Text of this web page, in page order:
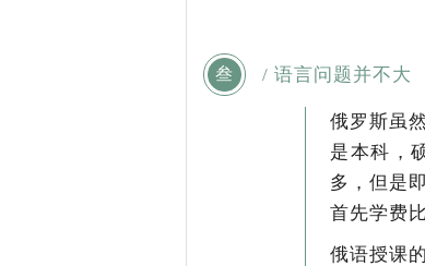
叁 / 语言问题并不大
俄罗斯虽
是本科，
多，但是
首先学费
俄语授课